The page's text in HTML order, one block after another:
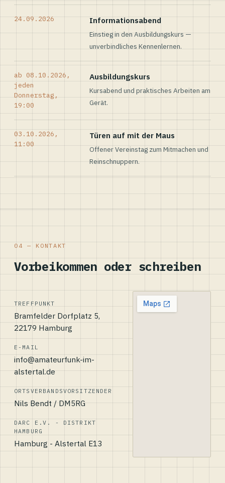
24.09.2026 Informationsabend
Einstieg in den Ausbildungskurs —
unverbindliches Kennenlernen.
ab 08.10.2026,
jeden
Donnerstag,
19:00
Ausbildungskurs
Kursabend und praktisches Arbeiten am
Gerät.
03.10.2026,
11:00
Türen auf mit der Maus
Offener Vereinstag zum Mitmachen und
Reinschnuppern.
04 — KONTAKT
Vorbeikommen oder schreiben
TREFFPUNKT
Bramfelder Dorfplatz 5,
22179 Hamburg
E-MAIL
info@amateurfunk-im-
alstertal.de
ORTSVERBANDSVORSITZENDER
Nils Bendt / DM5RG
DARC E.V. - DISTRIKT
HAMBURG
Hamburg - Alstertal E13